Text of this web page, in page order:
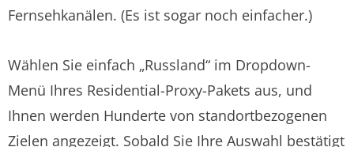
Fernsehkanälen. (Es ist sogar noch einfacher.)
Wählen Sie einfach „Russland“ im Dropdown-
Menü Ihres Residential-Proxy-Pakets aus, und
Ihnen werden Hunderte von standortbezogenen
Zielen angezeigt. Sobald Sie Ihre Auswahl bestätigt